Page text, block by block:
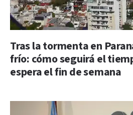
Tras la tormenta en
frío: cómo seguirá el
espera el fin de semana